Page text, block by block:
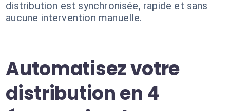
distribution est synchronisée, rapide et sans
aucune intervention manuelle.
Automatisez votre
distribution en 4